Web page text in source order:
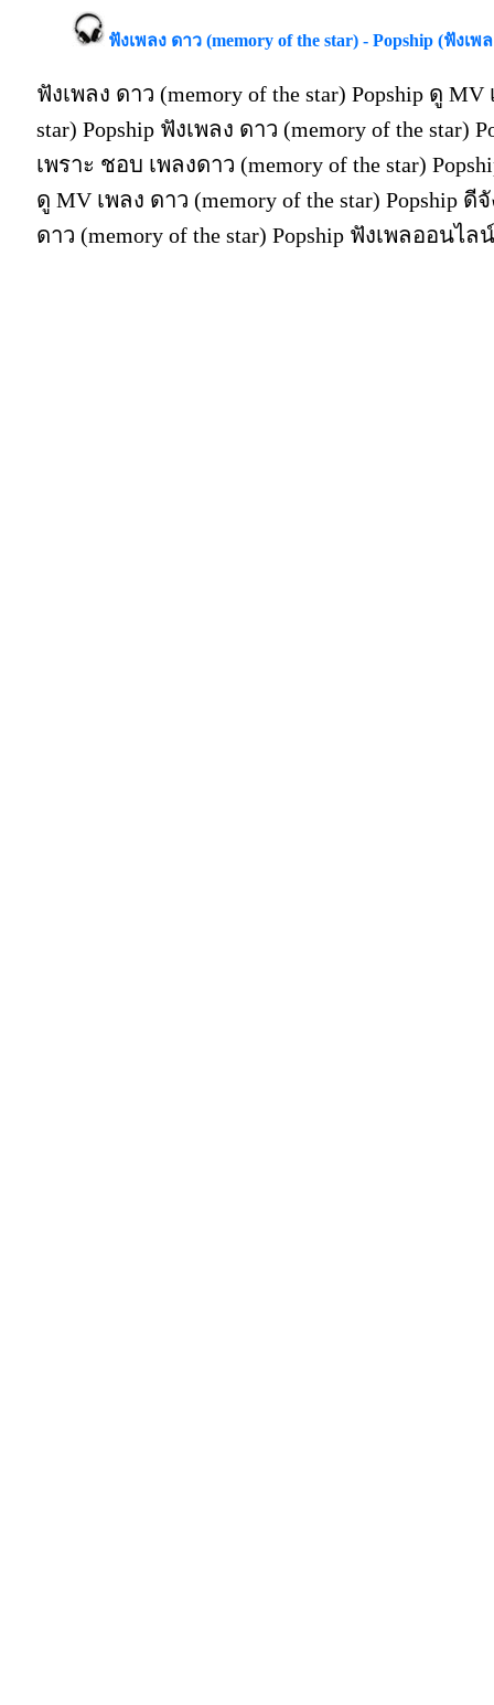
ฟังเพลง ดาว (memory of the star) - Popship (ฟังเพ
ฟังเพลง ดาว (memory of the star) Popship ดู MV
star) Popship ฟังเพลง ดาว (memory of the star)
เพราะ ชอบ เพลงดาว (memory of the star)
ดู MV เพลง ดาว (memory of the star) Popship
ดาว (memory of the star) Popship ฟังเพลออนไลน์